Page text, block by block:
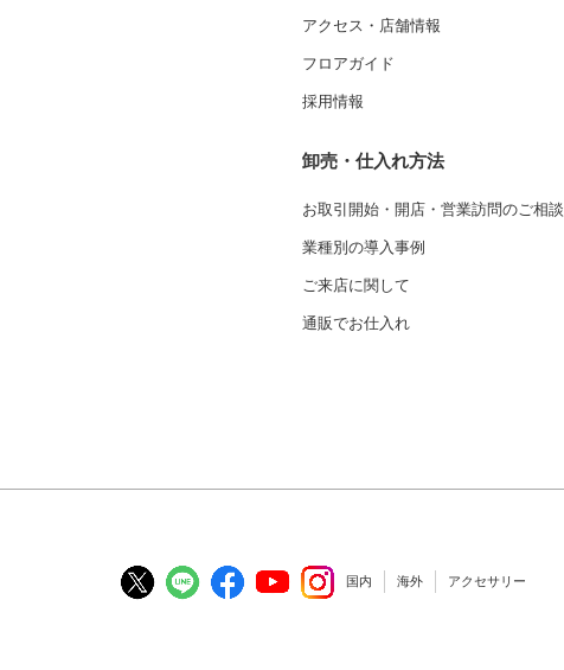
アクセス・店舗情報
フロアガイド
採用情報
卸売・仕入れ方法
お取引開始・開店・営業訪問のご相談
業種別の導入事例
ご来店に関して
通販でお仕入れ
国内 海外 アクセサリー